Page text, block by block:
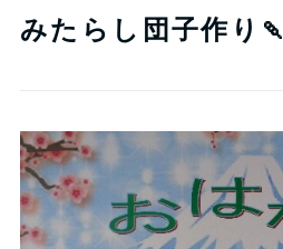
みたらし団子作り🍡